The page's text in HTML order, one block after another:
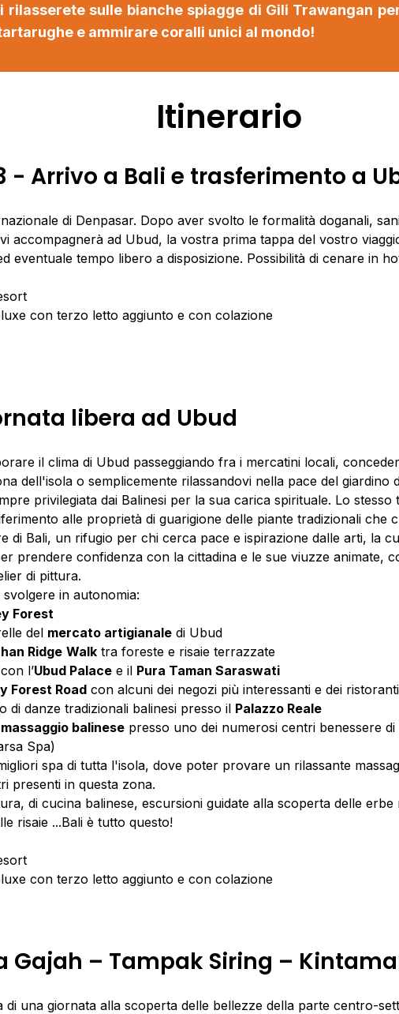
rilasserete sulle bianche spiagge di Gili Trawangan
e ammirare coralli unici al mondo!
Itinerario
- Arrivo a Bali e trasferimento a
di Denpasar. Dopo aver svolto le formalità doganali,
accompagnerà ad Ubud, la vostra prima tappa del vostro
eventuale tempo libero a disposizione. Possibilità di cenare in
con terzo letto aggiunto e con colazione
libera ad Ubud
il clima di Ubud passeggiando fra i mercatini locali,
dell'isola o semplicemente rilassandovi nella pace del giardino
privilegiata dai Balinesi per la sua carica spirituale. Lo
alle proprietà di guarigione delle piante tradizionali che
di Bali, un rifugio per chi cerca pace e ispirazione dalle arti, la
prendere confidenza con la cittadina e le sue viuzze animate,
di pittura.
in autonomia:
Forest
del mercato artigianale di Ubud
Ridge Walk tra foreste e risaie terrazzate
l’Ubud Palace e il Pura Taman Saraswati
Forest Road con alcuni dei negozi più interessanti e dei
di danze tradizionali balinesi presso il Palazzo Reale
massaggio balinese presso uno dei numerosi centri benessere
Spa)
spa di tutta l'isola, dove poter provare un rilassante
presenti in questa zona.
di cucina balinese, escursioni guidate alla scoperta delle erbe
risaie ...Bali è tutto questo!
con terzo letto aggiunto e con colazione
Gajah – Tampak Siring –
di una giornata alla scoperta delle bellezze della parte centro-